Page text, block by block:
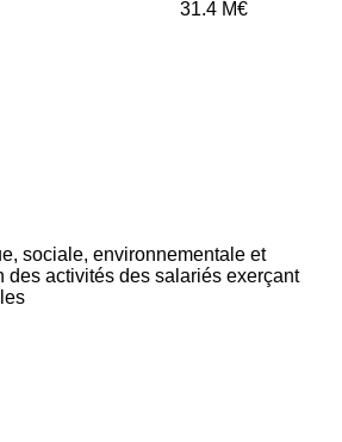
31.4 M€
sociale, environnementale et
des activités des salariés exerçant